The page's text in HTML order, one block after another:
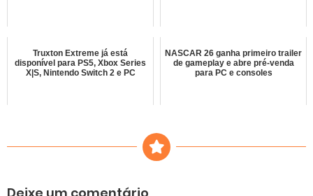
Truxton Extreme já está
disponível para PS5, Xbox Series
X|S, Nintendo Switch 2 e PC
NASCAR 26 ganha primeiro trailer
de gameplay e abre pré-venda
para PC e consoles